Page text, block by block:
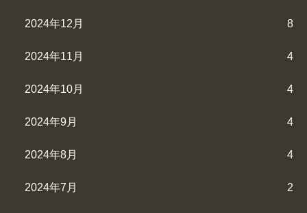
2024年12月 8
2024年11月 4
2024年10月 4
2024年9月 4
2024年8月 4
2024年7月 2